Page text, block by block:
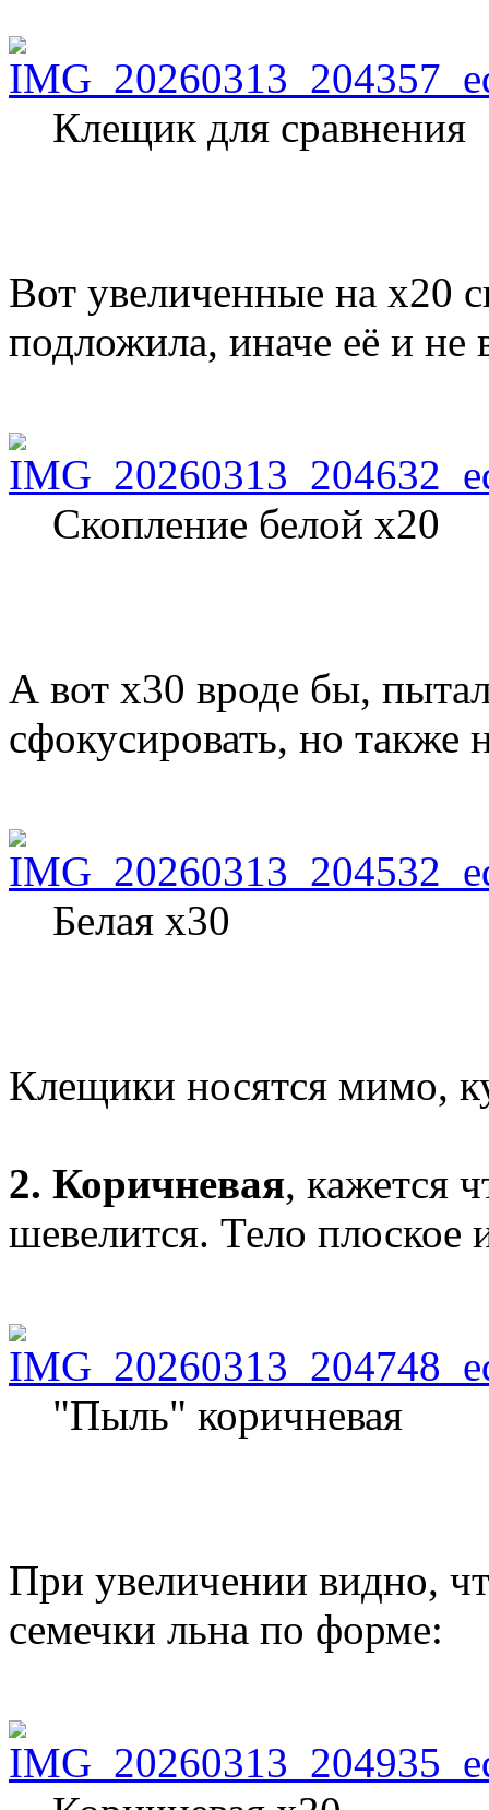
Клещик для сравнения
Вот увеличенные на х20
подложила, иначе еë и
Скопление белой х20
А вот х30 вроде бы,
сфокусировать, но также
Белая х30
Клещики носятся мимо,
2. Коричневая, кажется
шевелится. Тело плоское
"Пыль" коричневая
При увеличении видно,
семечки льна по форме: